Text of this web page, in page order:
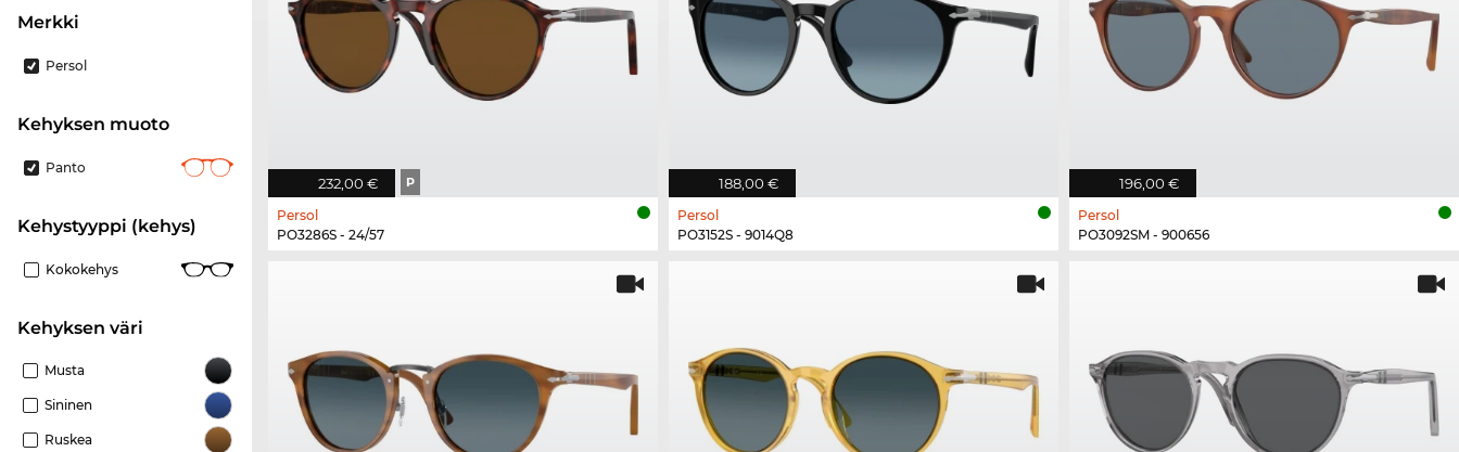
Merkki
Persol
Kehyksen muoto
Panto
Kehystyyppi (kehys)
Kokokehys
Kehyksen väri
Musta
Sininen
Ruskea
232,00 € P
Persol
PO3286S - 24/57
188,00 €
Persol
PO3152S - 9014Q8
196,00 €
Persol
PO3092SM - 900656